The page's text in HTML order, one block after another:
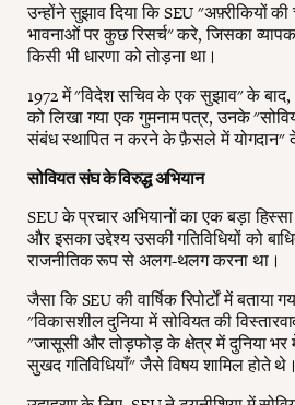
उन्होंने सुझाव दिया कि SEU "अफ़्रीकियों
भावनाओं पर कुछ रिसर्च" करे, जिसका
किसी भी धारणा को तोड़ना था।
1972 में "विदेश सचिव के एक सुझाव" के
को लिखा गया एक गुमनाम पत्र, उनके
संबंध स्थापित न करने के फ़ैसले में योगदान"
सोवियत संघ के विरुद्ध अभियान
SEU के प्रचार अभियानों का एक बड़ा
और इसका उद्देश्य उसकी गतिविधियों को
राजनीतिक रूप से अलग-थलग करना था।
जैसा कि SEU की वार्षिक रिपोर्टों में बताया
"विकासशील दुनिया में सोवियत की
"जासूसी और तोड़फोड़ के क्षेत्र में दुनिया
सुखद गतिविधियाँ" जैसे विषय शामिल होते थे।